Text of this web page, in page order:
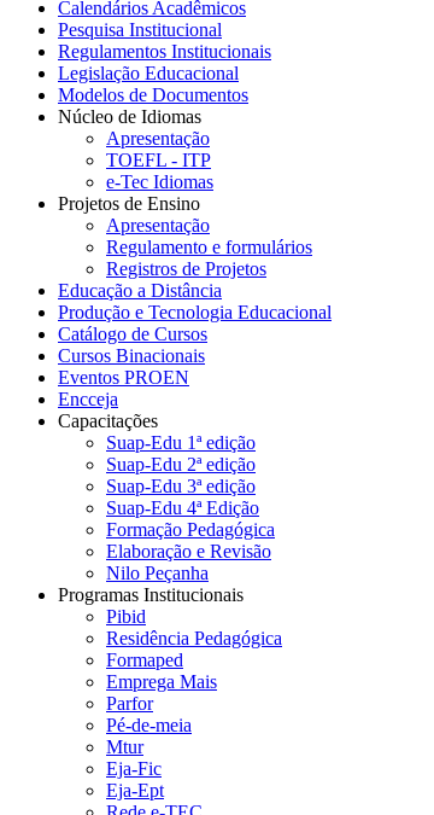
Calendários Acadêmicos
Pesquisa Institucional
Regulamentos Institucionais
Legislação Educacional
Modelos de Documentos
Núcleo de Idiomas
Apresentação
TOEFL - ITP
e-Tec Idiomas
Projetos de Ensino
Apresentação
Regulamento e formulários
Registros de Projetos
Educação a Distância
Produção e Tecnologia Educacional
Catálogo de Cursos
Cursos Binacionais
Eventos PROEN
Encceja
Capacitações
Suap-Edu 1ª edição
Suap-Edu 2ª edição
Suap-Edu 3ª edição
Suap-Edu 4ª Edição
Formação Pedagógica
Elaboração e Revisão
Nilo Peçanha
Programas Institucionais
Pibid
Residência Pedagógica
Formaped
Emprega Mais
Parfor
Pé-de-meia
Mtur
Eja-Fic
Eja-Ept